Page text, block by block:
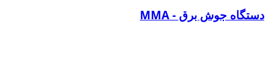
دستگاه جوش برق - MMA